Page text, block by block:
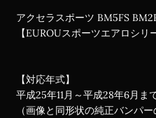
アクセラスポーツ BM5FS
【EUROUスポーツエアロシリ
【対応年式】
平成25年11月～平成28年6月ま
（画像と同形状の純正バンパ